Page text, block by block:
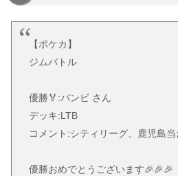
【ポケカ】
ジムバトル
優勝🏅:バンビ さん
デッキ:LTB
コメント:シティリーグ、鹿児島当
優勝おめでとうございます🎉🎉🎉